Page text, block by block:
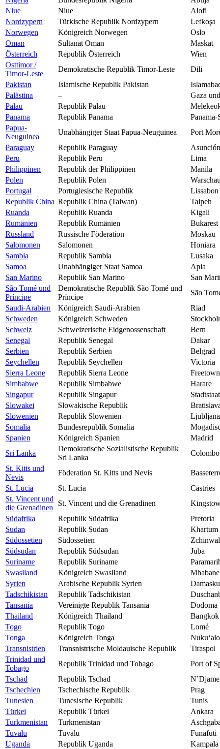
Niue
Niue
Alofi
Nordzypern
Türkische Republik Nordzypern
Lefkoşa
Norwegen
Königreich Norwegen
Oslo
Oman
Sultanat Oman
Maskat
Österreich
Republik Österreich
Wien
Osttimor /
Timor-Leste
Demokratische Republik Timor-Leste
Dili
Pakistan
Islamische Republik Pakistan
Palästina
–
Gaza
Palau
Republik Palau
Panama
Republik Panama
Panama-
Papua-
Neuguinea
Unabhängiger Staat Papua-Neuguinea
Port
Paraguay
Republik Paraguay
Asunción
Peru
Republik Peru
Lima
Philippinen
Republik der Philippinen
Manila
Polen
Republik Polen
Portugal
Portugiesische Republik
Lissabon
Republik China Republik China (Taiwan)
Taipeh
Ruanda
Republik Ruanda
Kigali
Rumänien
Republik Rumänien
Bukarest
Russland
Russische Föderation
Moskau
Salomonen
Salomonen
Honiara
Sambia
Republik Sambia
Lusaka
Samoa
Unabhängiger Staat Samoa
Apia
San Marino
Republik San Marino
San
São Tomé und
Príncipe
Demokratische Republik São Tomé und
Príncipe
São
Saudi-Arabien
Königreich Saudi-Arabien
Riad
Schweden
Königreich Schweden
Schweiz
Schweizerische Eidgenossenschaft
Bern
Senegal
Republik Senegal
Dakar
Serbien
Republik Serbien
Belgrad
Seychellen
Republik Seychellen
Victoria
Sierra Leone
Republik Sierra Leone
Freetown
Simbabwe
Republik Simbabwe
Harare
Singapur
Republik Singapur
Stadtstaat
Slowakei
Slowakische Republik
Slowenien
Republik Slowenien
Ljubljana
Somalia
Bundesrepublik Somalia
Spanien
Königreich Spanien
Madrid
Sri Lanka
Demokratische Sozialistische Republik
Sri Lanka
Colombo
St. Kitts und
Nevis
Föderation St. Kitts und Nevis
St. Lucia
St. Lucia
Castries
St. Vincent und
die Grenadinen
St. Vincent und die Grenadinen
Südafrika
Republik Südafrika
Pretoria
Sudan
Republik Sudan
Khartum
Südossetien
Südossetien
Südsudan
Republik Südsudan
Juba
Suriname
Republik Suriname
Swasiland
Königreich Swasiland
Mbabane
Syrien
Arabische Republik Syrien
Tadschikistan
Republik Tadschikistan
Tansania
Vereinigte Republik Tansania
Dodoma
Thailand
Königreich Thailand
Bangkok
Togo
Republik Togo
Lomé
Tonga
Königreich Tonga
Transnistrien
Transnistrische Moldauische Republik
Tiraspol
Trinidad und
Tobago
Republik Trinidad und Tobago
Port of
Tschad
Republik Tschad
Tschechien
Tschechische Republik
Prag
Tunesien
Tunesische Republik
Tunis
Türkei
Republik Türkei
Ankara
Turkmenistan
Turkmenistan
Tuvalu
Tuvalu
Funafuti
Uganda
Republik Uganda
Kampala